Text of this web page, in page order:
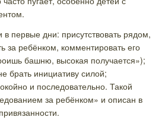
в первые дни: присутствовать рядом,
за ребёнком, комментировать его
башню, высокая получается»);
брать инициативу силой;
и последовательно. Такой
за ребёнком» и описан в